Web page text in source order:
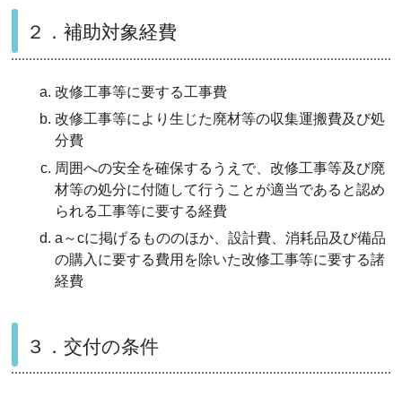
２．補助対象経費
改修工事等に要する工事費
改修工事等により生じた廃材等の収集運搬費及び処
分費
周囲への安全を確保するうえで、改修工事等及び廃
材等の処分に付随して行うことが適当であると認め
られる工事等に要する経費
a～cに掲げるもののほか、設計費、消耗品及び備品
の購入に要する費用を除いた改修工事等に要する諸
経費
３．交付の条件